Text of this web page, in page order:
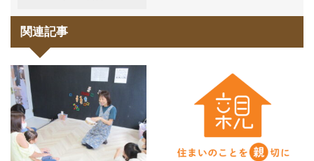
関連記事